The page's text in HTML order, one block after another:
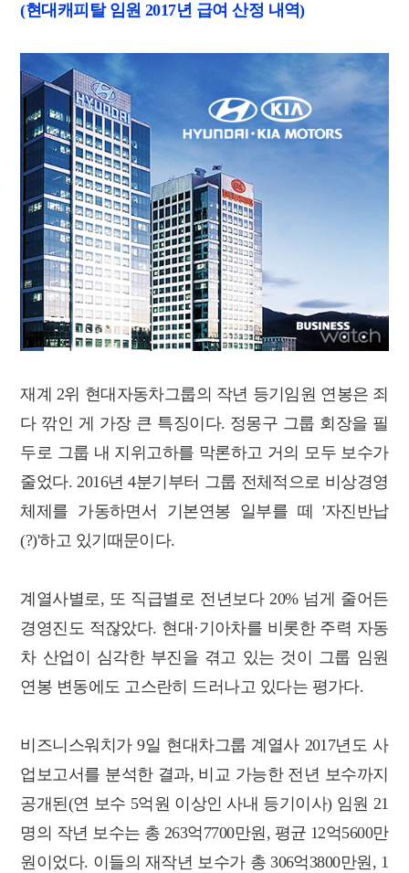
(현대캐피탈 임원 2017년 급여 산정 내역)
재계 2위 현대자동차그룹의 작년 등기임원 연봉은 죄
다 깎인 게 가장 큰 특징이다. 정몽구 그룹 회장을 필
두로 그룹 내 지위고하를 막론하고 거의 모두 보수가
줄었다. 2016년 4분기부터 그룹 전체적으로 비상경영
체제를 가동하면서 기본연봉 일부를 떼 '자진반납
(?)'하고 있기때문이다.
계열사별로, 또 직급별로 전년보다 20% 넘게 줄어든
경영진도 적잖았다. 현대·기아차를 비롯한 주력 자동
차 산업이 심각한 부진을 겪고 있는 것이 그룹 임원
연봉 변동에도 고스란히 드러나고 있다는 평가다.
비즈니스워치가 9일 현대차그룹 계열사 2017년도 사
업보고서를 분석한 결과, 비교 가능한 전년 보수까지
공개된(연 보수 5억원 이상인 사내 등기이사) 임원 21
명의 작년 보수는 총 263억7700만원, 평균 12억5600만
원이었다. 이들의 재작년 보수가 총 306억3800만원, 1